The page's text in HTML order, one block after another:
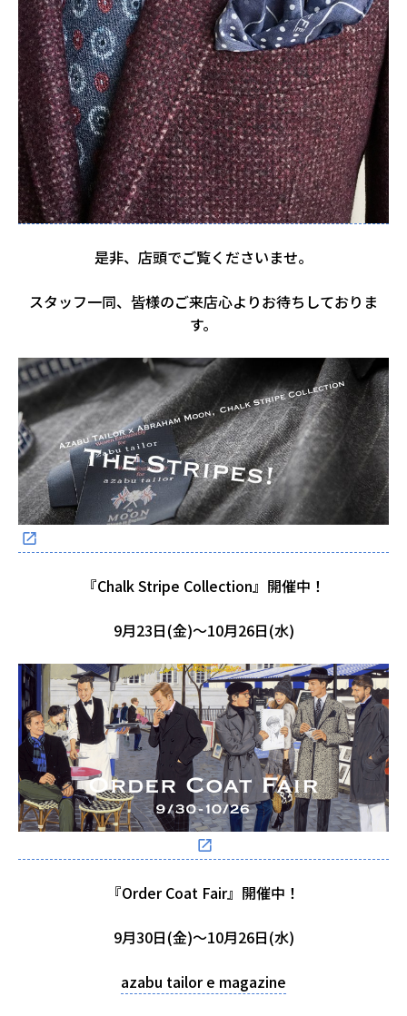
是非、店頭でご覧くださいませ。
スタッフ一同、皆様のご来店心よりお待ちしておりま
す。
『Chalk Stripe Collection』開催中！
9月23日(金)～10月26日(水)
『Order Coat Fair』開催中！
9月30日(金)～10月26日(水)
azabu tailor e magazine